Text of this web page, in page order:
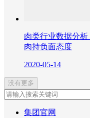
肉类行业数据分析
肉持负面态度
2020-05-14
没有更多
集团官网